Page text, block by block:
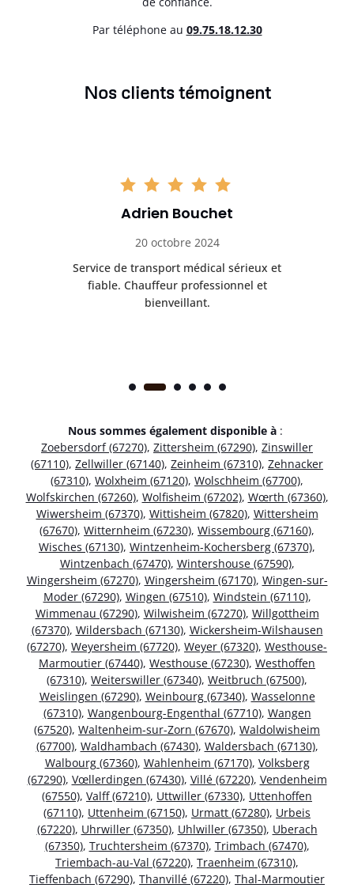
Par téléphone au 09.75.18.12.30
Nos clients témoignent
Adrien Bouchet
20 octobre 2024
Service de transport médical sérieux et
fiable. Chauffeur professionnel et
bienveillant.
Nous sommes également disponible à :
Zoebersdorf (67270), Zittersheim (67290), Zinswiller
(67110), Zellwiller (67140), Zeinheim (67310), Zehnacker
(67310), Wolxheim (67120), Wolschheim (67700),
Wolfskirchen (67260), Wolfisheim (67202), Wœrth (67360),
Wiwersheim (67370), Wittisheim (67820), Wittersheim
(67670), Witternheim (67230), Wissembourg (67160),
Wisches (67130), Wintzenheim-Kochersberg (67370),
Wintzenbach (67470), Wintershouse (67590),
Wingersheim (67270), Wingersheim (67170), Wingen-sur-
Moder (67290), Wingen (67510), Windstein (67110),
Wimmenau (67290), Wilwisheim (67270), Willgottheim
(67370), Wildersbach (67130), Wickersheim-Wilshausen
(67270), Weyersheim (67720), Weyer (67320), Westhouse-
Marmoutier (67440), Westhouse (67230), Westhoffen
(67310), Weiterswiller (67340), Weitbruch (67500),
Weislingen (67290), Weinbourg (67340), Wasselonne
(67310), Wangenbourg-Engenthal (67710), Wangen
(67520), Waltenheim-sur-Zorn (67670), Waldolwisheim
(67700), Waldhambach (67430), Waldersbach (67130),
Walbourg (67360), Wahlenheim (67170), Volksberg
(67290), Vœllerdingen (67430), Villé (67220), Vendenheim
(67550), Valff (67210), Uttwiller (67330), Uttenhoffen
(67110), Uttenheim (67150), Urmatt (67280), Urbeis
(67220), Uhrwiller (67350), Uhlwiller (67350), Uberach
(67350), Truchtersheim (67370), Trimbach (67470),
Triembach-au-Val (67220), Traenheim (67310),
Tieffenbach (67290), Thanvillé (67220), Thal-Marmoutier